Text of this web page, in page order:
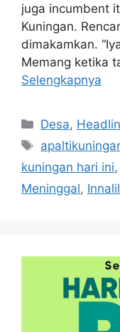
juga incumbent
Kuningan.
dimakamkan.
Memang ketika
Selengkapnya
Kategori
Desa,
Tag
kuningan hari ini,
Meninggal,